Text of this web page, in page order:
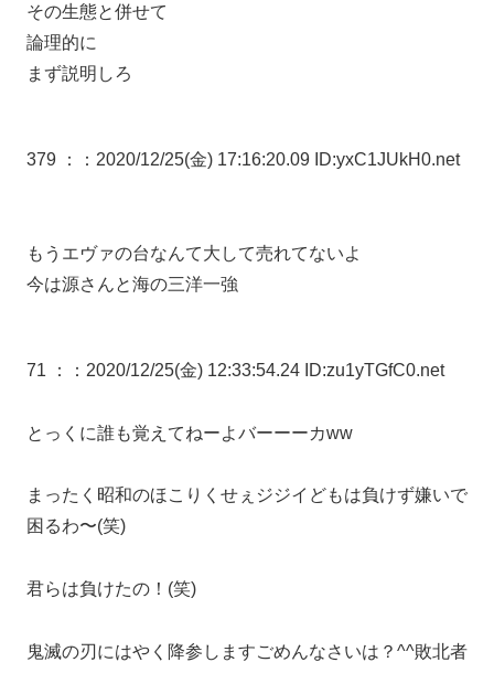
その生態と併せて
論理的に
まず説明しろ
379 ： ：2020/12/25(金) 17:16:20.09 ID:yxC1JUkH0.net
もうエヴァの台なんて大して売れてないよ
今は源さんと海の三洋一強
71 ： ：2020/12/25(金) 12:33:54.24 ID:zu1yTGfC0.net
とっくに誰も覚えてねーよバーーーカww
まったく昭和のほこりくせぇジジイどもは負けず嫌いで
困るわ〜(笑)
君らは負けたの！(笑)
鬼滅の刃にはやく降参しますごめんなさいは？^^敗北者